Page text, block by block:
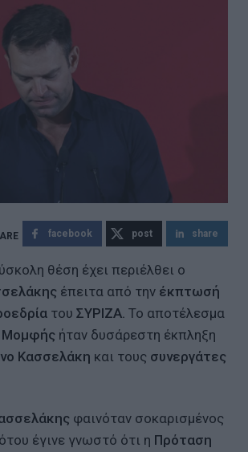
facebook post share
θέση έχει περιέλθει ο
έπειτα από την έκπτωσή
του ΣΥΡΙΖΑ. Το αποτέλεσμα
Μομφής ήταν δυσάρεστη έκπληξη
Κασσελάκη και τους συνεργάτες
φαινόταν σοκαρισμένος
έγινε γνωστό ότι η Πρόταση